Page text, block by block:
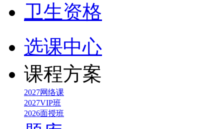
卫生资格
选课中心
课程方案
2027网络课
2027VIP班
2026面授班